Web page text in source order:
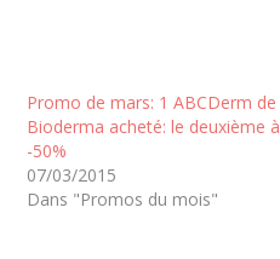
Promo de mars: 1 ABCDerm de
Bioderma acheté: le deuxième à
-50%
07/03/2015
Dans "Promos du mois"